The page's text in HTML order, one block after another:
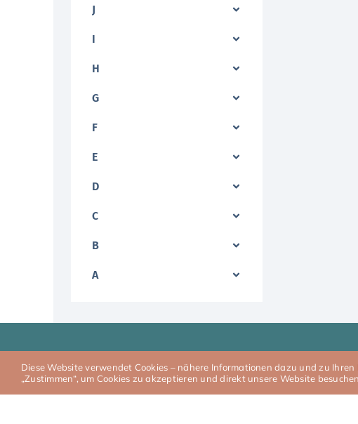
J
I
H
G
F
E
D
C
B
A
Wir kaufen Ihr Wohnmobil in:
Kaufbeuren
Diese Website verwendet Cookies – nähere Informationen dazu und zu
„Zustimmen“, um Cookies zu akzeptieren und direkt unsere Website